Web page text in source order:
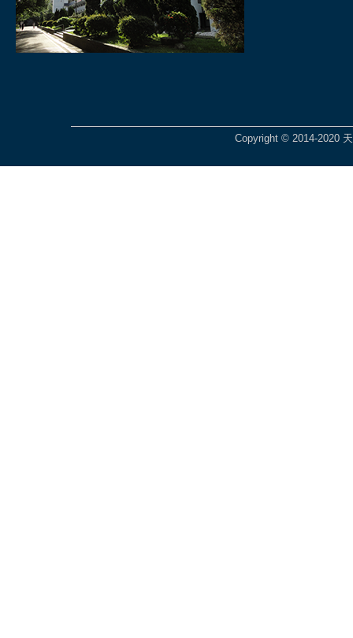
Copyright © 2014-2020